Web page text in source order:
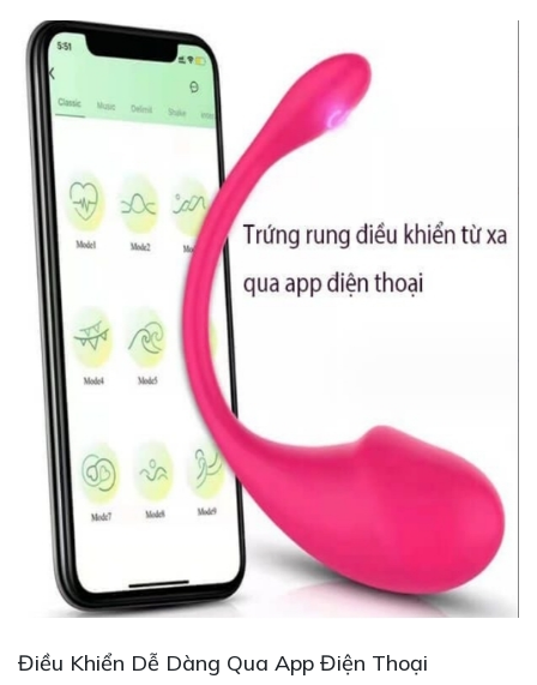
Điều Khiển Dễ Dàng Qua App Điện Thoại